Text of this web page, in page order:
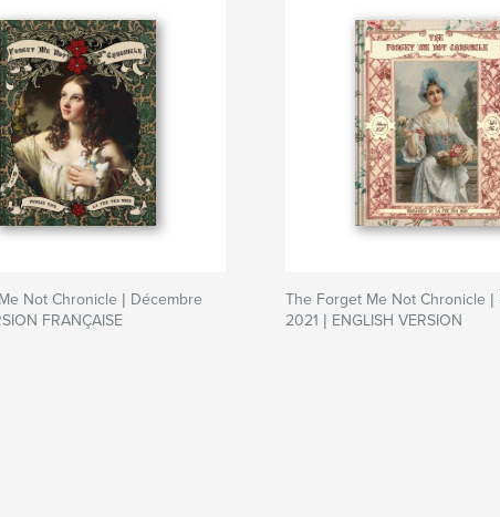
Not Chronicle | Décembre
FRANÇAISE
The Forget Me Not Chronicle |
2021 | ENGLISH VERSION